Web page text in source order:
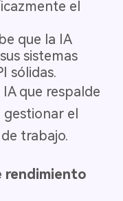
el
que la IA
sistemas
sólidas.
IA que respalde
gestionar el
trabajo.
rendimiento